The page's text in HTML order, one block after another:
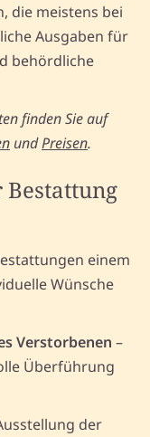
die meistens bei
Ausgaben für
behördliche
finden Sie auf
undPreisen.
einem
Wünsche
Verstorbenen –
Überführung
der